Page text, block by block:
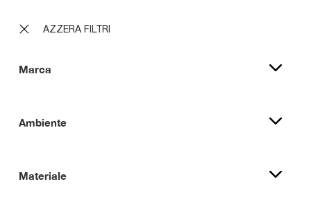
AZZERA FILTRI
Marca
Ambiente
Materiale